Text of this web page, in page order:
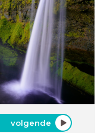
volgende